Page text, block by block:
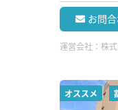
お問
運営会社： 株
オススメ